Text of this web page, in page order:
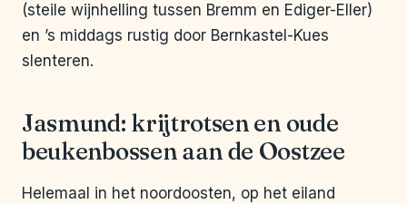
(steile wijnhelling tussen Bremm en Ediger-Eller)
en ’s middags rustig door Bernkastel-Kues
slenteren.
Jasmund: krijtrotsen en oude
beukenbossen aan de Oostzee
Helemaal in het noordoosten, op het eiland